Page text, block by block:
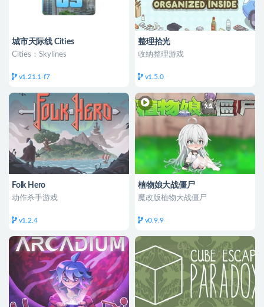
城市天际线 Cities
Cities：Skylines
v1.21.1-f7
整理拾光
收纳整理游戏
v1.5.0
Folk Hero
动作杀手游戏
v1.2.4
植物娘大战僵尸
魔改版植物大战僵尸
v0.9.9